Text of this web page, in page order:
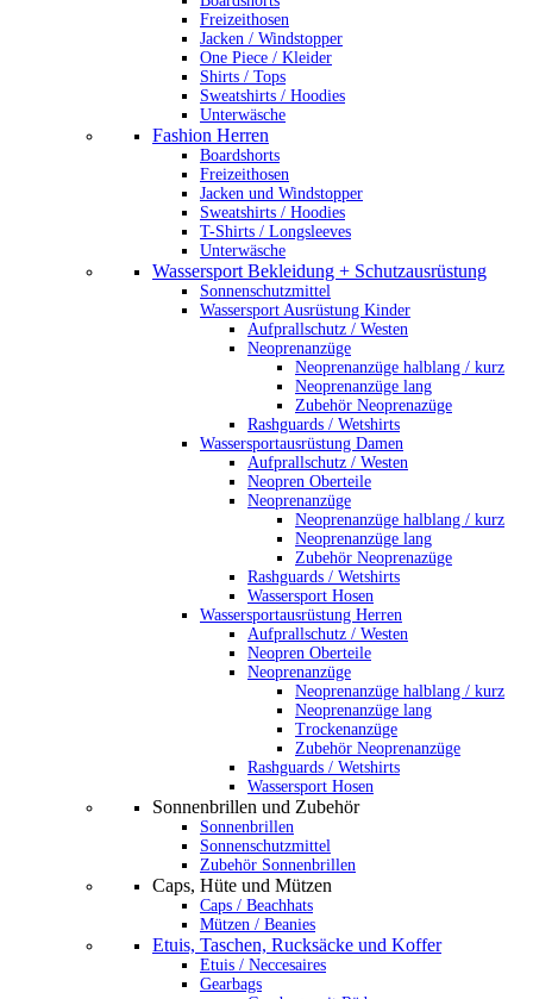
Freizeithosen
Jacken / Windstopper
One Piece / Kleider
Shirts / Tops
Sweatshirts / Hoodies
Unterwäsche
Fashion Herren
Boardshorts
Freizeithosen
Jacken und Windstopper
Sweatshirts / Hoodies
T-Shirts / Longsleeves
Unterwäsche
Wassersport Bekleidung + Schutzausrüstung
Sonnenschutzmittel
Wassersport Ausrüstung Kinder
Aufprallschutz / Westen
Neoprenanzüge
Neoprenanzüge halblang / kurz
Neoprenanzüge lang
Zubehör Neoprenazüge
Rashguards / Wetshirts
Wassersportausrüstung Damen
Aufprallschutz / Westen
Neopren Oberteile
Neoprenanzüge
Neoprenanzüge halblang / kurz
Neoprenanzüge lang
Zubehör Neoprenazüge
Rashguards / Wetshirts
Wassersport Hosen
Wassersportausrüstung Herren
Aufprallschutz / Westen
Neopren Oberteile
Neoprenanzüge
Neoprenanzüge halblang / kurz
Neoprenanzüge lang
Trockenanzüge
Zubehör Neoprenanzüge
Rashguards / Wetshirts
Wassersport Hosen
Sonnenbrillen und Zubehör
Sonnenbrillen
Sonnenschutzmittel
Zubehör Sonnenbrillen
Caps, Hüte und Mützen
Caps / Beachhats
Mützen / Beanies
Etuis, Taschen, Rucksäcke und Koffer
Etuis / Neccesaires
Gearbags